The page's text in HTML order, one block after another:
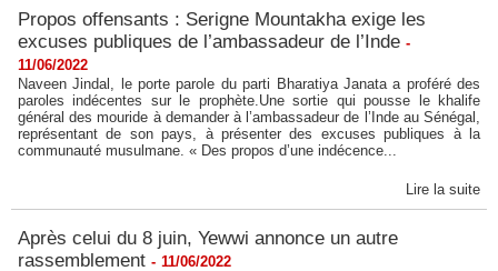
Propos offensants : Serigne Mountakha exige les
excuses publiques de l’ambassadeur de l’Inde -
11/06/2022
Naveen Jindal, le porte parole du parti Bharatiya Janata a proféré des
paroles indécentes sur le prophète.Une sortie qui pousse le khalife
général des mouride à demander à l’ambassadeur de l’Inde au Sénégal,
représentant de son pays, à présenter des excuses publiques à la
communauté musulmane. « Des propos d’une indécence...
Lire la suite
Après celui du 8 juin, Yewwi annonce un autre
rassemblement - 11/06/2022